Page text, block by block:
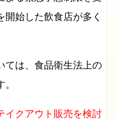
始した飲食店が多く
ては、食品衛生法上の
イクアウト販売を検討